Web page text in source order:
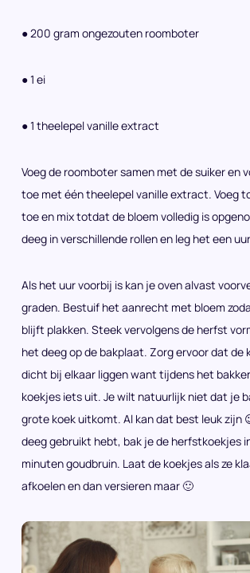
● 200 gram ongezouten roomboter
● 1 ei
● 1 theelepel vanille extract
Voeg de roomboter samen met de suiker en
toe met één theelepel vanille extract. Voeg
toe en mix totdat de bloem volledig is
deeg in verschillende rollen en leg het een
Als het uur voorbij is kan je oven alvast
graden. Bestuif het aanrecht met bloem
blijft plakken. Steek vervolgens de herfst
het deeg op de bakplaat. Zorg ervoor dat de
dicht bij elkaar liggen want tijdens het
koekjes iets uit. Je wilt natuurlijk niet dat je
grote koek uitkomt. Al kan dat best leuk zijn
deeg gebruikt hebt, bak je de herfstkoekjes
minuten goudbruin. Laat de koekjes als ze
afkoelen en dan versieren maar 🙂